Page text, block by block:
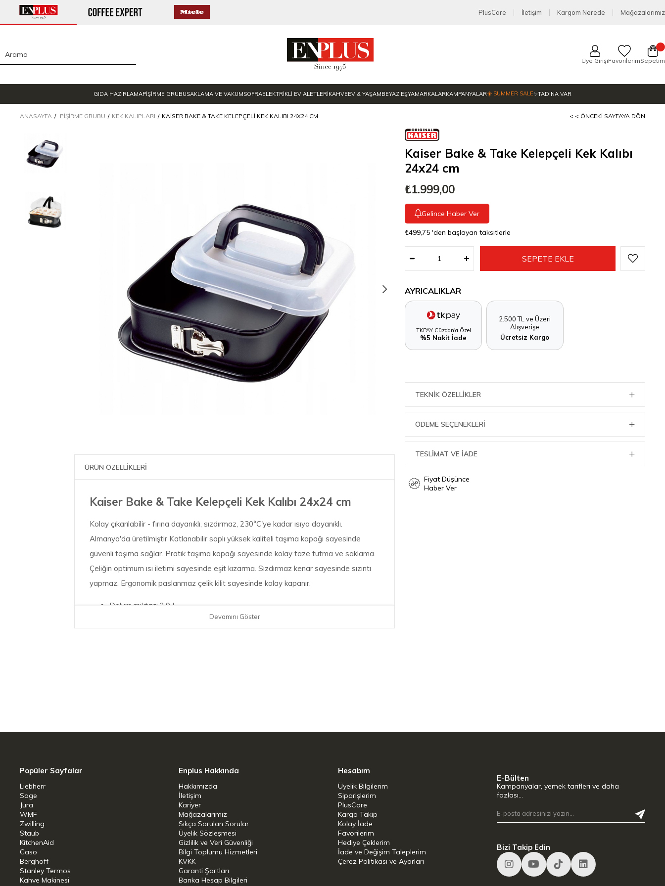
PlusCare İletişim Kargom Nerede Mağazalarımız
Üye GirişiFavorilerimSepetim
GIDA HAZIRLAMAPİŞİRME GRUBUSAKLAMA VE VAKUMSOFRAELEKTRİKLİ EV ALETLERİKAHVEEV & YAŞAMBEYAZ EŞYAMARKALARKAMPANYALAR☀️ SUMMER SALE✨TADINA VAR
ANASAYFA PIŞIRME GRUBU KEK KALIPLARI KAISER BAKE & TAKE KELEPÇELI KEK KALIBI 24X24 CM < < ÖNCEKI SAYFAYA DÖN
ÜRÜN ÖZELLİKLERİ
Kaiser Bake & Take Kelepçeli Kek Kalıbı 24x24 cm
Kolay çıkarılabilir - fırına dayanıklı, sızdırmaz, 230°C'ye kadar ısıya dayanıklı.
Almanya'da üretilmiştir Katlanabilir saplı yüksek kaliteli taşıma kapağı sayesinde
güvenli taşıma sağlar. Pratik taşıma kapağı sayesinde kolay taze tutma ve saklama.
Çeliğin optimum ısı iletimi sayesinde eşit kızarma. Sızdırmaz kenar sayesinde sızıntı
yapmaz. Ergonomik paslanmaz çelik kilit sayesinde kolay kapanır.
Dolum miktarı: 2,9 L
Devamını Göster
Kaiser Bake & Take Kelepçeli Kek Kalıbı
24x24 cm
₺1.999,00
Gelince Haber Ver
₺499,75 'den başlayan taksitlerle
AYRICALIKLAR
TKPAY Cüzdan'a Özel
%5 Nakit İade
2.500 TL ve Üzeri
Alışverişe
Ücretsiz Kargo
TEKNIK ÖZELLIKLER
ÖDEME SEÇENEKLERI
TESLİMAT VE İADE
Fiyat Düşünce
Haber Ver
Popüler Sayfalar
Liebherr
Sage
Jura
WMF
Zwilling
Staub
KitchenAid
Caso
Berghoff
Stanley Termos
Kahve Makinesi
Enplus Hakkında
Hakkımızda
İletişim
Kariyer
Mağazalarımız
Sıkça Sorulan Sorular
Üyelik Sözleşmesi
Gizlilik ve Veri Güvenliği
Bilgi Toplumu Hizmetleri
KVKK
Garanti Şartları
Banka Hesap Bilgileri
Hesabım
Üyelik Bilgilerim
Siparişlerim
PlusCare
Kargo Takip
Kolay İade
Favorilerim
Hediye Çeklerim
İade ve Değişim Taleplerim
Çerez Politikası ve Ayarları
E-Bülten
Kampanyalar, yemek tarifleri ve daha
fazlası…
Bizi Takip Edin